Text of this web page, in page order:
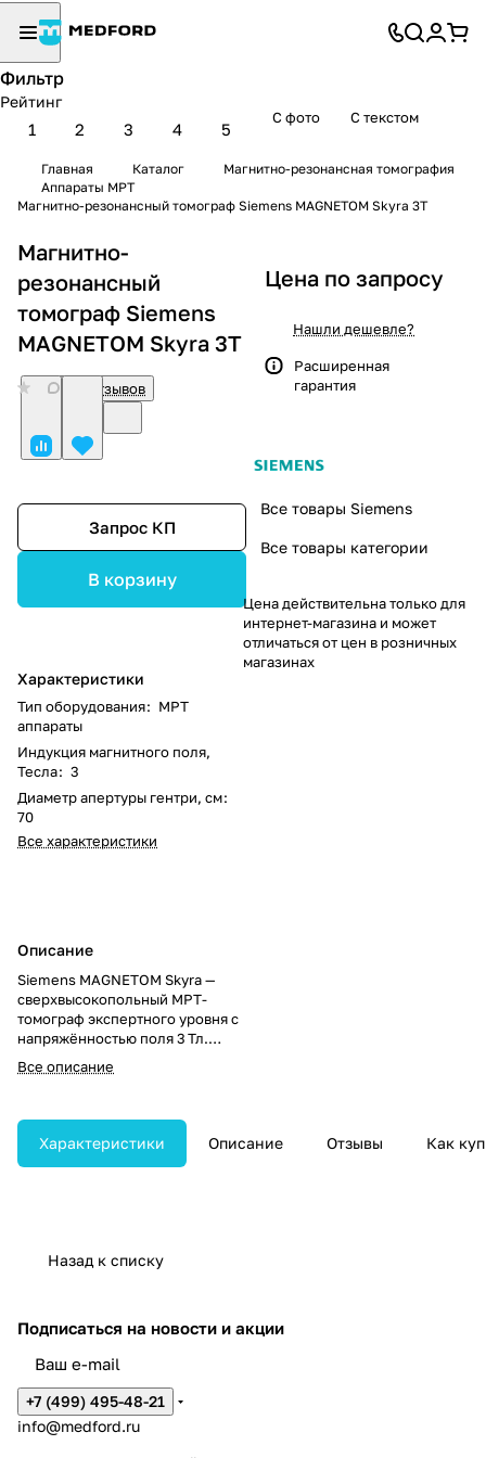
Фильтр
Рейтинг
1 2 3 4 5
С фото С текстом
Главная Каталог
Магнитно-резонансная томография
Аппараты МРТ
Магнитно-резонансный томограф Siemens MAGNETOM Skyra 3T
Магнитно-
резонансный
томограф Siemens
MAGNETOM Skyra 3T
Нет отзывов
Запрос КП
В корзину
Характеристики
Тип оборудования: МРТ
аппараты
Индукция магнитного поля,
Тесла: 3
Диаметр апертуры гентри, см:
70
Все характеристики
Описание
Siemens MAGNETOM Skyra —
сверхвысокопольный МРТ-
томограф экспертного уровня с
напряжённостью поля 3 Тл.
Предназначен для клинической
диагностики, научных
интраоперационных процедур с
максимальным качеством
изображений.
Все описание
Цена по запросу
Нашли дешевле?
Расширенная
гарантия
Все товары Siemens
Все товары категории
Цена действительна только для
интернет-магазина и может
отличаться от цен в розничных
магазинах
Характеристики Описание Отзывы Как
Назад к списку
Подписаться на новости и акции
+7 (499) 495-48-21
info@medford.ru